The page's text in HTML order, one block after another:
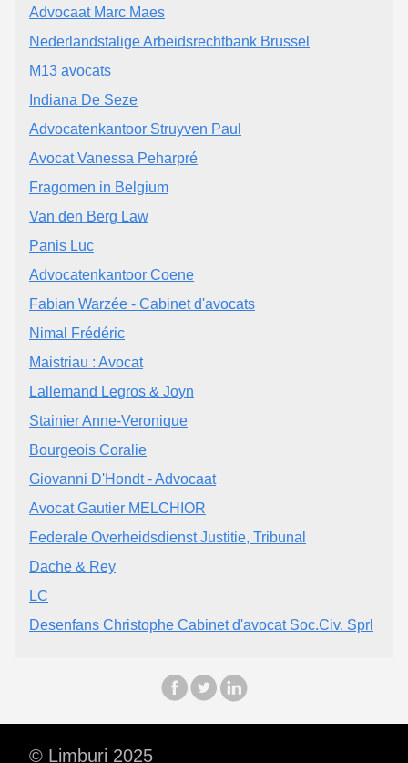
Advocaat Marc Maes
Nederlandstalige Arbeidsrechtbank Brussel
M13 avocats
Indiana De Seze
Advocatenkantoor Struyven Paul
Avocat Vanessa Peharpré
Fragomen in Belgium
Van den Berg Law
Panis Luc
Advocatenkantoor Coene
Fabian Warzée - Cabinet d'avocats
Nimal Frédéric
Maistriau : Avocat
Lallemand Legros & Joyn
Stainier Anne-Veronique
Bourgeois Coralie
Giovanni D'Hondt - Advocaat
Avocat Gautier MELCHIOR
Federale Overheidsdienst Justitie, Tribunal
Dache & Rey
LC
Desenfans Christophe Cabinet d'avocat Soc.Civ. Sprl
© Limburi 2025